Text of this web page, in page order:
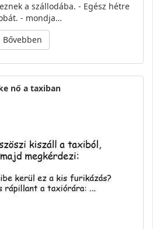
a szállodába. - Egész hétre
- mondja…
Bővebben
nő a taxiban